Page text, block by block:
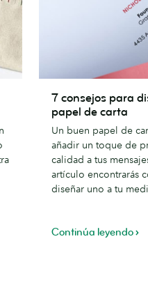
consejos
para
diseñar
papel
7 consejos para
papel de carta
Un buen papel de
añadir un toque de
calidad a tus
artículo encontrarás
diseñar uno a tu
Continúa leyendo